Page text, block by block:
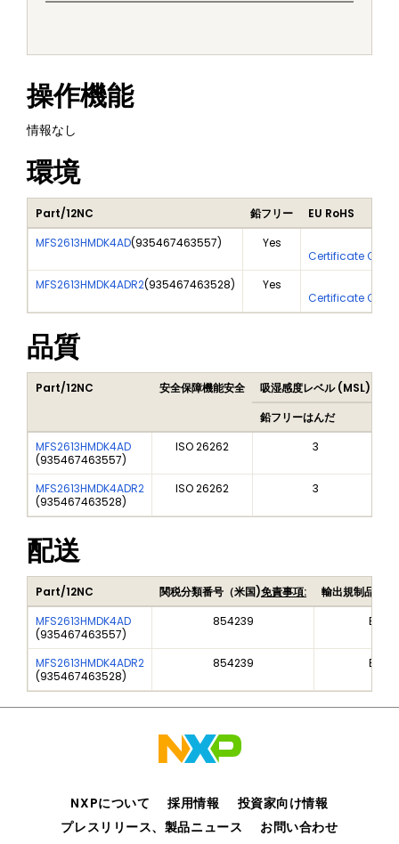
操作機能
情報なし
環境
Part/12NC 鉛フリー
EU RoHS
MFS2613HMDK4AD(935467463557) Yes
Certificate Of
MFS2613HMDK4ADR2(935467463528) Yes
Certificate Of
品質
Part/12NC 安全保障機能安全 吸湿感度レベル (MSL)
鉛フリーはんだ
MFS2613HMDK4AD
(935467463557)
ISO 26262 3
MFS2613HMDK4ADR2
(935467463528)
ISO 26262 3
配送
Part/12NC 関税分類番号（米国)免責事項:
輸出規制品目
MFS2613HMDK4AD
(935467463557)
854239
MFS2613HMDK4ADR2
(935467463528)
854239
NXPについて 採用情報
投資家向け情報
プレスリリース、製品ニュース
お問い合わせ